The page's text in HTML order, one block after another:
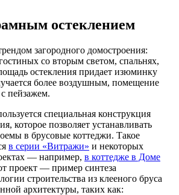
остеклением
загородного домостроения:
со вторым светом, спальнях,
остекления придает изюминку
более воздушным, помещение
с пейзажем.
специальная конструкция
которое позволяет устанавливать
в брусовые коттеджи. Такое
в серии «Витражи» и некоторых
— например, в коттедже в Доме
проект — пример синтеза
строительства из клееного бруса
архитектуры, таких как: